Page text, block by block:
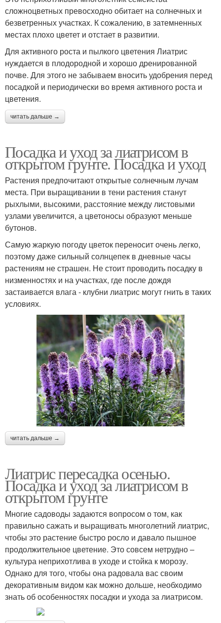
сложноцветных превосходно обитает на солнечных и
безветренных участках. К сожалению, в затемненных
местах плохо цветет и отстает в развитии.
Для активного роста и пылкого цветения Лиатрис
нуждается в плодородной и хорошо дренированной
почве. Для этого не забываем вносить удобрения перед
посадкой и периодически во время активного роста и
цветения.
читать дальше →
Посадка и уход за лиатрисом в
открытом грунте. Посадка и уход
Растения предпочитают открытые солнечным лучам
места. При выращивании в тени растения станут
рыхлыми, высокими, расстояние между листовыми
узлами увеличится, а цветоносы образуют меньше
бутонов.
Самую жаркую погоду цветок переносит очень легко,
поэтому даже сильный солнцепек в дневные часы
растениям не страшен. Не стоит проводить посадку в
низменностях и на участках, где после дождя
застаивается влага - клубни лиатрис могут гнить в таких
условиях.
читать дальше →
Лиатрис пересадка осенью.
Посадка и уход за лиатрисом в
открытом грунте
Многие садоводы задаются вопросом о том, как
правильно сажать и выращивать многолетний лиатрис,
чтобы это растение быстро росло и давало пышное
продолжительное цветение. Это совсем нетрудно –
культура неприхотлива в уходе и стойка к морозу.
Однако для того, чтобы она радовала вас своим
декоративным видом как можно дольше, необходимо
знать об особенностях посадки и ухода за лиатрисом.